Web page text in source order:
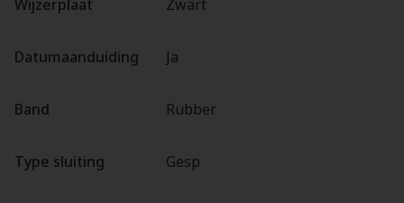
Wijzerplaat Zwart
Datumaanduiding Ja
Band Rubber
Type sluiting Gesp